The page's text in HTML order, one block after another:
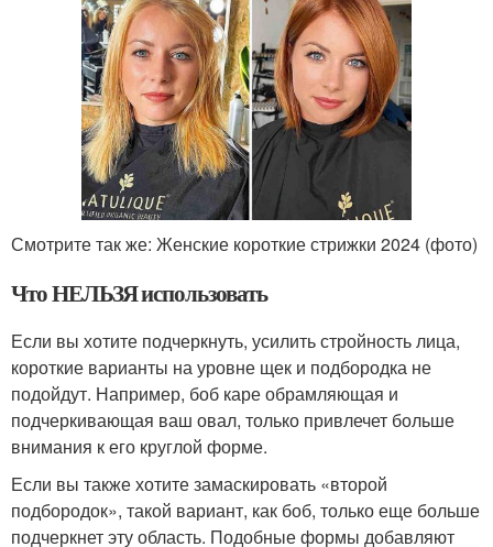
Смотрите так же: Женские короткие стрижки 2024 (фото)
Что НЕЛЬЗЯ использовать
Если вы хотите подчеркнуть, усилить стройность лица,
короткие варианты на уровне щек и подбородка не
подойдут. Например, боб каре обрамляющая и
подчеркивающая ваш овал, только привлечет больше
внимания к его круглой форме.
Если вы также хотите замаскировать «второй
подбородок», такой вариант, как боб, только еще больше
подчеркнет эту область. Подобные формы добавляют